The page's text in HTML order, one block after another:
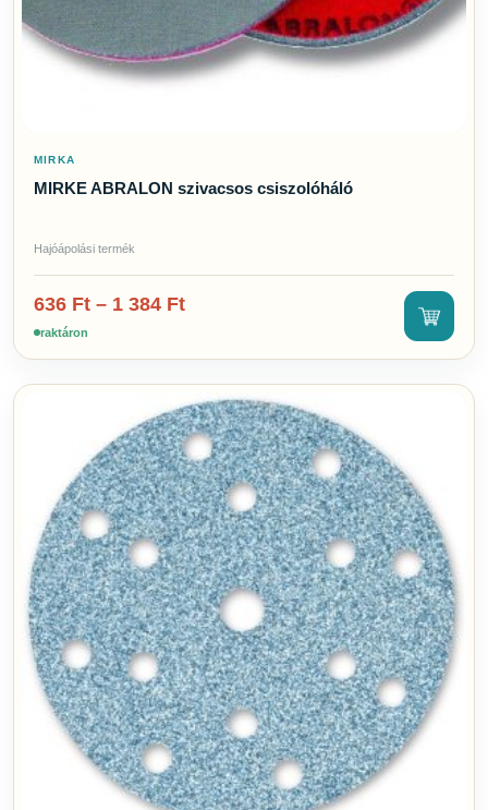
MIRKA
MIRKE ABRALON szivacsos csiszolóháló
Hajóápolási termék
636 Ft – 1 384 Ft
raktáron